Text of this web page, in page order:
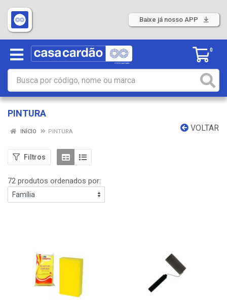
Baixe já nosso APP
0
PINTURA
VOLTAR
INÍCIO PINTURA
Filtros
72 produtos ordenados por: